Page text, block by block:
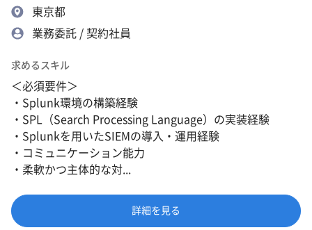
東京都
業務委託 / 契約社員
求めるスキル
＜必須要件＞
・Splunk環境の構築経験
・SPL（Search Processing Language）の実装経験
・Splunkを用いたSIEMの導入・運用経験
・コミュニケーション能力
・柔軟かつ主体的な対...
詳細を見る